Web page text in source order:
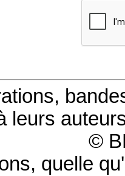
leurs
©
quelle